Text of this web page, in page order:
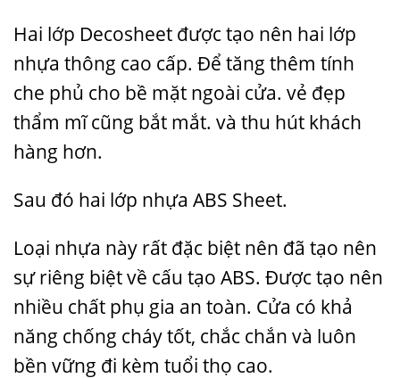
Hai lớp Decosheet được tạo nên hai lớp
nhựa thông cao cấp. Để tăng thêm tính
che phủ cho bề mặt ngoài cửa. vẻ đẹp
thẩm mĩ cũng bắt mắt. và thu hút khách
hàng hơn.
Sau đó hai lớp nhựa ABS Sheet.
Loại nhựa này rất đặc biệt nên đã tạo nên
sự riêng biệt về cấu tạo ABS. Được tạo nên
nhiều chất phụ gia an toàn. Cửa có khả
năng chống cháy tốt, chắc chắn và luôn
bền vững đi kèm tuổi thọ cao.